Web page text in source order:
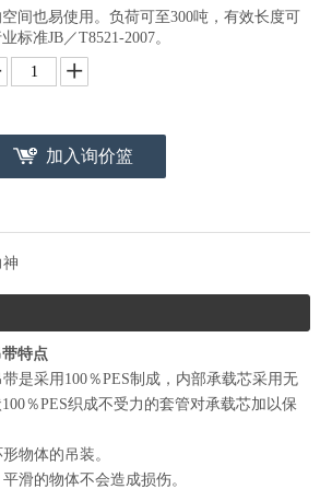
间也易使用。负荷可至300吨，有效长度可
标准JB／T8521-2007。
加入询价篮
神
特点
是采用100％PES制成，内部承载芯采用无
％PES织成不受力的套管对承载芯加以保
物体的吊装。
滑的物体不会造成损伤。